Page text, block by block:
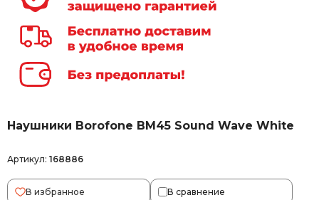
Наушники Borofone BM45 Sound Wave White
Артикул: 168886
В избранное В сравнение